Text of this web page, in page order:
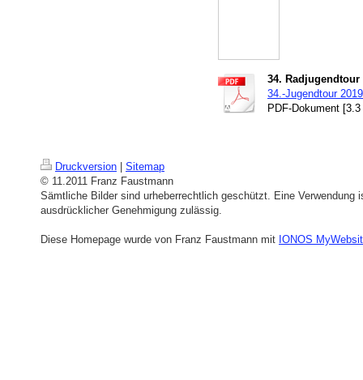
34.
34.-Jugendtour
PDF-Dokument
Druckversion
Sitemap
© 11.2011 Franz Faustmann
Sämtliche Bilder sind urheberrechtlich geschützt. Eine Verwendung
ausdrücklicher Genehmigung zulässig.
Diese Homepage wurde von Franz Faustmann mit IONOS